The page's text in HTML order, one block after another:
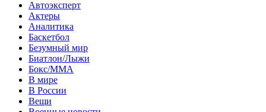
Автоэксперт
Актеры
Аналитика
Баскетбол
Безумный мир
Биатлон/Лыжи
Бокс/MMA
В мире
В России
Вещи